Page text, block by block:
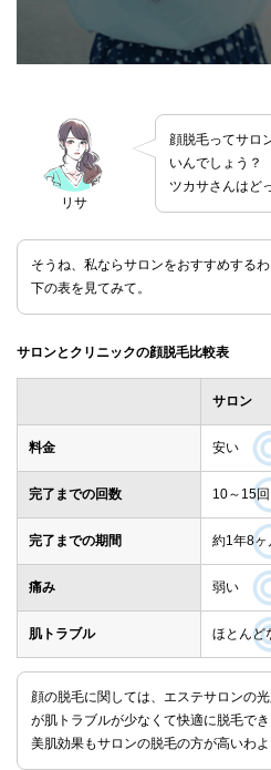
リサ
顔脱毛ってサロ
いんでしょう？
ツカサさんはど
そうね、私ならサロンをおすすめするわ
下の表を見てみて。
サロンとクリニックの顔脱毛比較表
サロン
料金 安い
完了までの回数 10～15回
完了までの期間 約1年8ヶ
痛み 弱い
肌トラブル ほとんど
顔の脱毛に関しては、エステサロンの
が肌トラブルが少なくて快適に脱毛でき
美肌効果もサロンの脱毛の方が高いわよ